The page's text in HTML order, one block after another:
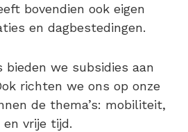
bovendien ook eigen
en dagbestedingen.
bieden we subsidies aan
richten we ons op onze
de thema’s: mobiliteit,
vrije tijd.